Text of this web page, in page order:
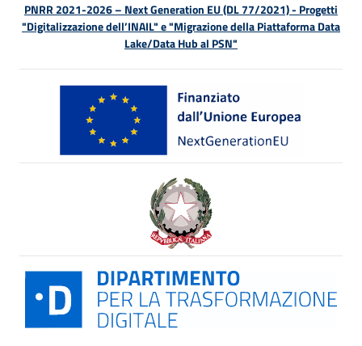
PNRR 2021-2026 – Next Generation EU (DL 77/2021) - Progetti
"Digitalizzazione dell’INAIL" e "Migrazione della Piattaforma Data
Lake/Data Hub al PSN"